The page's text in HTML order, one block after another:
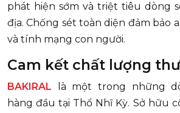
phát hiện sớm và triệt tiêu dòng
địa. Chống sét toàn diện đảm bảo
và tính mạng con người.
Cam kết chất lượng
BAKIRAL là một trong những
hàng đầu tại Thổ Nhĩ Kỳ. Sở hữu